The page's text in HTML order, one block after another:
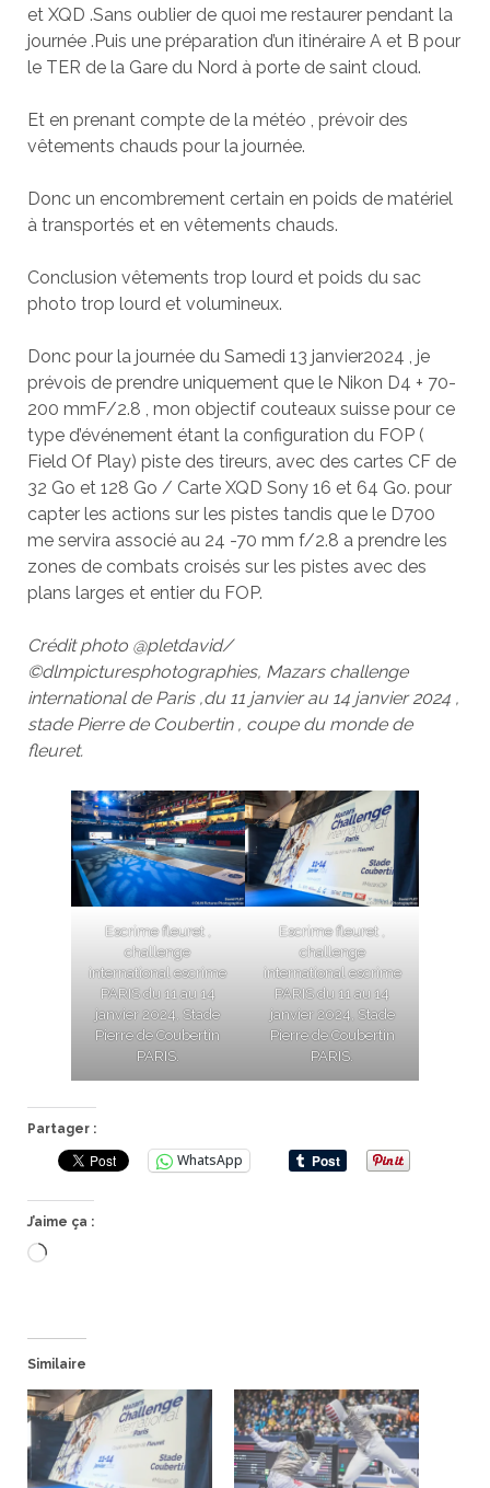
et XQD .Sans oublier de quoi me restaurer pendant la
journée .Puis une préparation d’un itinéraire A et B pour
le TER de la Gare du Nord à porte de saint cloud.
Et en prenant compte de la météo , prévoir des
vêtements chauds pour la journée.
Donc un encombrement certain en poids de matériel
à transportés et en vêtements chauds.
Conclusion vêtements trop lourd et poids du sac
photo trop lourd et volumineux.
Donc pour la journée du Samedi 13 janvier2024 , je
prévois de prendre uniquement que le Nikon D4 + 70-
200 mmF/2.8 , mon objectif couteaux suisse pour ce
type d’événement étant la configuration du FOP (
Field Of Play) piste des tireurs, avec des cartes CF de
32 Go et 128 Go / Carte XQD Sony 16 et 64 Go. pour
capter les actions sur les pistes tandis que le D700
me servira associé au 24 -70 mm f/2.8 a prendre les
zones de combats croisés sur les pistes avec des
plans larges et entier du FOP.
Crédit photo @pletdavid/
©dlmpicturesphotographies, Mazars challenge
international de Paris ,du 11 janvier au 14 janvier 2024 ,
stade Pierre de Coubertin , coupe du monde de
fleuret.
Escrime fleuret ,
challenge
international escrime
PARIS du 11 au 14
janvier 2024, Stade
Pierre de Coubertin
PARIS.
Escrime fleuret ,
challenge
international escrime
PARIS du 11 au 14
janvier 2024, Stade
Pierre de Coubertin
PARIS.
Partager :
WhatsApp
J’aime ça :
Chargement…
Similaire